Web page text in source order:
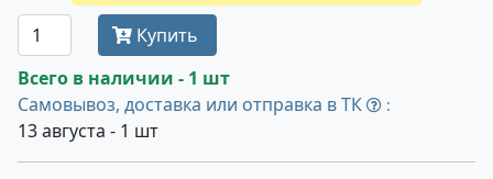
Купить
Всего в наличии - 1 шт
Самовывоз, доставка или отправка в ТК
:
13 августа - 1 шт